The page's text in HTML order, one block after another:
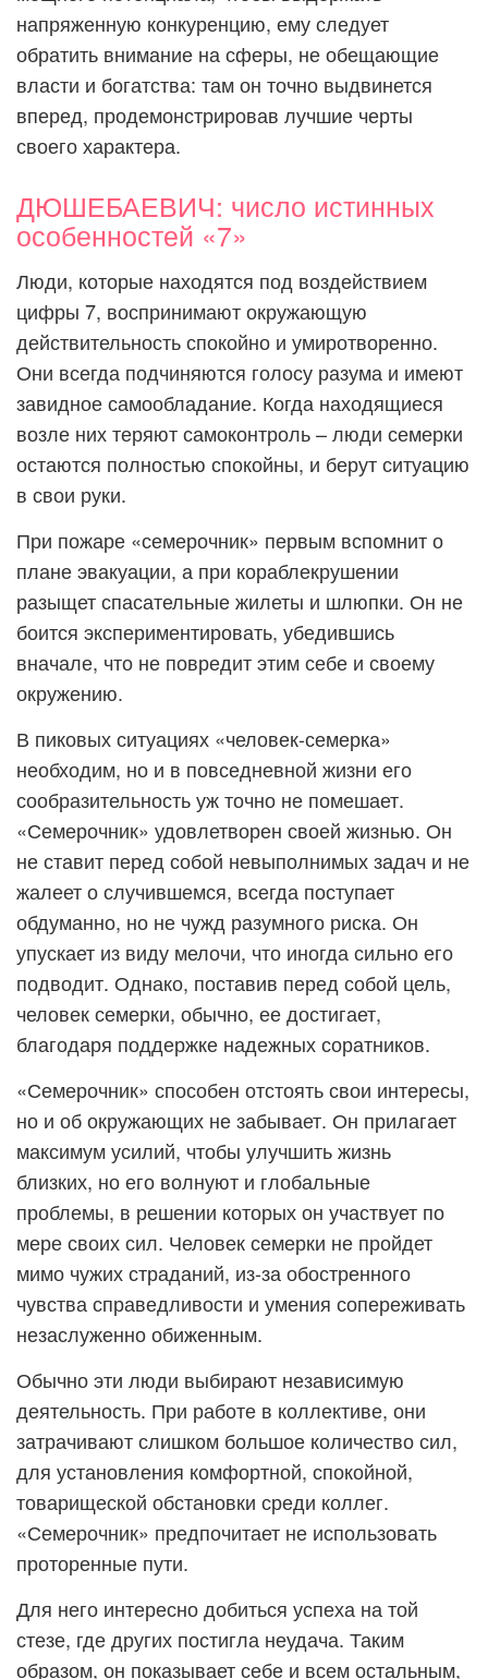
напряженную конкуренцию, ему следует
обратить внимание на сферы, не обещающие
власти и богатства: там он точно выдвинется
вперед, продемонстрировав лучшие черты
своего характера.
ДЮШЕБАЕВИЧ: число истинных
особенностей «7»
Люди, которые находятся под воздействием
цифры 7, воспринимают окружающую
действительность спокойно и умиротворенно.
Они всегда подчиняются голосу разума и имеют
завидное самообладание. Когда находящиеся
возле них теряют самоконтроль – люди семерки
остаются полностью спокойны, и берут ситуацию
в свои руки.
При пожаре «семерочник» первым вспомнит о
плане эвакуации, а при кораблекрушении
разыщет спасательные жилеты и шлюпки. Он не
боится экспериментировать, убедившись
вначале, что не повредит этим себе и своему
окружению.
В пиковых ситуациях «человек-семерка»
необходим, но и в повседневной жизни его
сообразительность уж точно не помешает.
«Семерочник» удовлетворен своей жизнью. Он
не ставит перед собой невыполнимых задач и не
жалеет о случившемся, всегда поступает
обдуманно, но не чужд разумного риска. Он
упускает из виду мелочи, что иногда сильно его
подводит. Однако, поставив перед собой цель,
человек семерки, обычно, ее достигает,
благодаря поддержке надежных соратников.
«Семерочник» способен отстоять свои интересы,
но и об окружающих не забывает. Он прилагает
максимум усилий, чтобы улучшить жизнь
близких, но его волнуют и глобальные
проблемы, в решении которых он участвует по
мере своих сил. Человек семерки не пройдет
мимо чужих страданий, из-за обостренного
чувства справедливости и умения сопереживать
незаслуженно обиженным.
Обычно эти люди выбирают независимую
деятельность. При работе в коллективе, они
затрачивают слишком большое количество сил,
для установления комфортной, спокойной,
товарищеской обстановки среди коллег.
«Семерочник» предпочитает не использовать
проторенные пути.
Для него интересно добиться успеха на той
стезе, где других постигла неудача. Таким
образом, он показывает себе и всем остальным,